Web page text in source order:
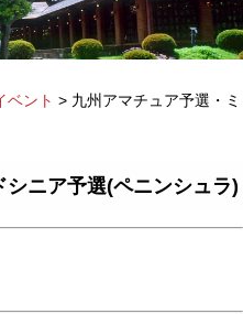
ベント > 九州アマチュア予選・ミ
ニア予選(ペニンシュラ)